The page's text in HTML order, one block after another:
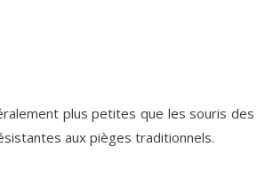
plus petites que les souris des
aux pièges traditionnels.